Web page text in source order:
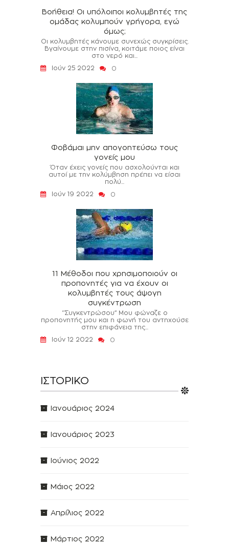
Βοήθεια! Οι υπόλοιποι κολυμβητές της
ομάδας κολυμπούν γρήγορα, εγώ
όμως;
Οι κολυμβητές κάνουμε συνεχώς συγκρίσεις.
Βγαίνουμε στην πισίνα, κοιτάμε ποιος είναι
στο νερό και...
Ιούν 25 2022
0
Φοβάμαι μην απογοητεύσω τους
γονείς μου
Όταν έχεις γονείς που ασχολούνται και
αυτοί με την κολύμβηση πρέπει να είσαι
πολύ...
Ιούν 19 2022
0
11 Μέθοδοι που χρησιμοποιούν οι
προπονητές για να έχουν οι
κολυμβητές τους άψογη
συγκέντρωση
‘’Συγκεντρώσου’’ Μου φώναζε ο
προπονητής μου και η φωνή του αντηχούσε
στην επιφάνεια της...
Ιούν 12 2022
0
ΙΣΤΟΡΙΚΌ
Ιανουάριος 2024
Ιανουάριος 2023
Ιούνιος 2022
Μάιος 2022
Απρίλιος 2022
Μάρτιος 2022